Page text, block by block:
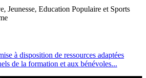
Jeunesse, Education Populaire et Sports
à disposition de ressources adaptées
de la formation et aux bénévoles...